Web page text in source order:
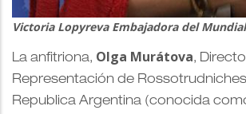
Victoria Lopyreva Embajadora del Mundial
La anfitriona, Olga Murátova,
Representación de
Republica Argentina (conocida